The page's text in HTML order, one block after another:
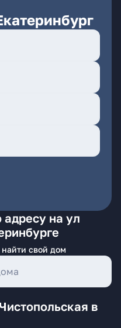
на ул
найти свой дом
в